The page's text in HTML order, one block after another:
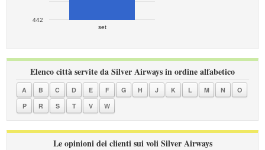
set
442
Elenco città servite da Silver Airways in ordine alfabetico
A B C D E F G H J K L M N
O
P
R S T V W
Le opinioni dei clienti sui voli Silver Airways